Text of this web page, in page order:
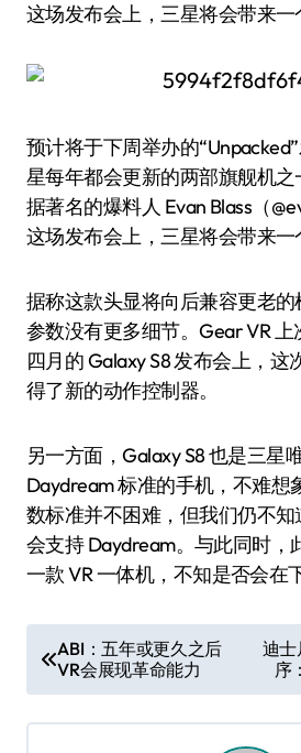
这场发布会上，三星将会带来一
预计将于下周举办的
星每年都会更新的两部旗舰机
据著名的爆料人 Evan Blass（
这场发布会上，三星将会带来一
据称这款头显将向后兼容更老
参数没有更多细节。Gear VR
四月的 Galaxy S8 发布会上，这
得了新的动作控制器。
另一方面，Galaxy S8 也是三星
Daydream 标准的手机，不难想
数标准并不困难，但我们仍不知
会支持 Daydream。与此同时，
一款 VR 一体机，不知是否会在
章
导
ABI：五年或更久之后
VR会展现革命能力
迪士
序